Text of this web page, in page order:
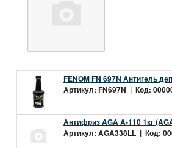
FENOM FN 697N Антигель
Артикул: FN697N | Код:
Антифриз AGA A-110 1кг
Артикул: AGA338LL | Код: